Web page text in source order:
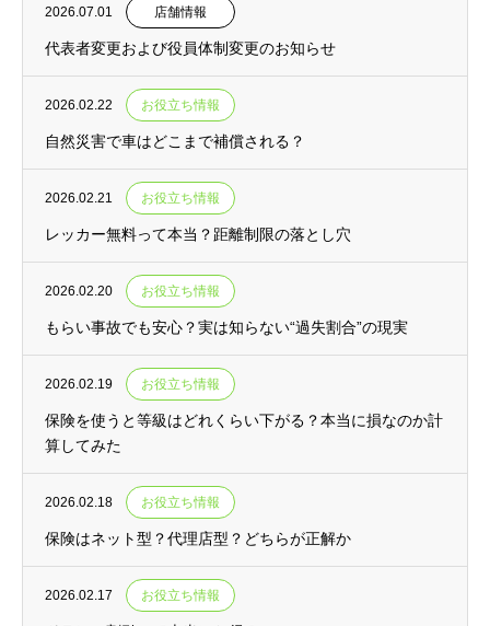
2026.07.01 店舗情報
代表者変更および役員体制変更のお知らせ
2026.02.22 お役立ち情報
自然災害で車はどこまで補償される？
2026.02.21 お役立ち情報
レッカー無料って本当？距離制限の落とし穴
2026.02.20 お役立ち情報
もらい事故でも安心？実は知らない“過失割合”の現実
2026.02.19 お役立ち情報
保険を使うと等級はどれくらい下がる？本当に損なのか計
算してみた
2026.02.18 お役立ち情報
保険はネット型？代理店型？どちらが正解か
2026.02.17 お役立ち情報